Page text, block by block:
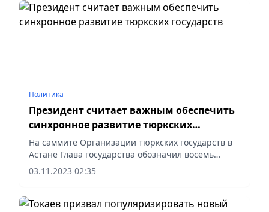
Политика
Президент считает важным обеспечить
синхронное развитие тюркских
государств
На саммите Организации тюркских государств в
Астане Глава государства обозначил восемь
приоритетов.
03.11.2023 02:35